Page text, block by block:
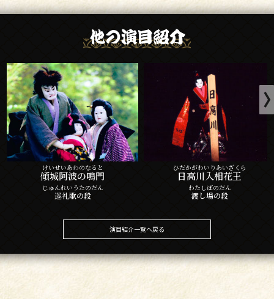
けいせいあわのなると
傾城阿波の鳴門
じゅんれいうたのだん
巡礼歌の段
ひだかがわいりあいざくら
日高川入相花王
わたしばのだん
渡し場の段
演目紹介一覧へ戻る